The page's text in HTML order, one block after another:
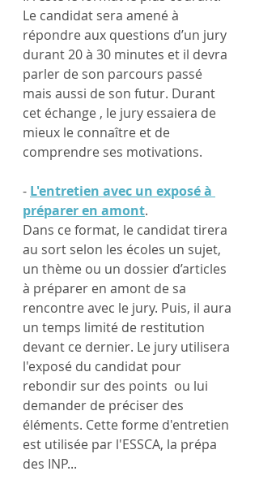
Le candidat sera amené à
répondre aux questions d’un jury
durant 20 à 30 minutes et il devra
parler de son parcours passé
mais aussi de son futur. Durant
cet échange , le jury essaiera de
mieux le connaître et de
comprendre ses motivations.
- L'entretien avec un exposé à
préparer en amont.
Dans ce format, le candidat tirera
au sort selon les écoles un sujet,
un thème ou un dossier d’articles
à préparer en amont de sa
rencontre avec le jury. Puis, il aura
un temps limité de restitution
devant ce dernier. Le jury utilisera
l'exposé du candidat pour
rebondir sur des points  ou lui
demander de préciser des
éléments. Cette forme d'entretien
est utilisée par l'ESSCA, la prépa
des INP...